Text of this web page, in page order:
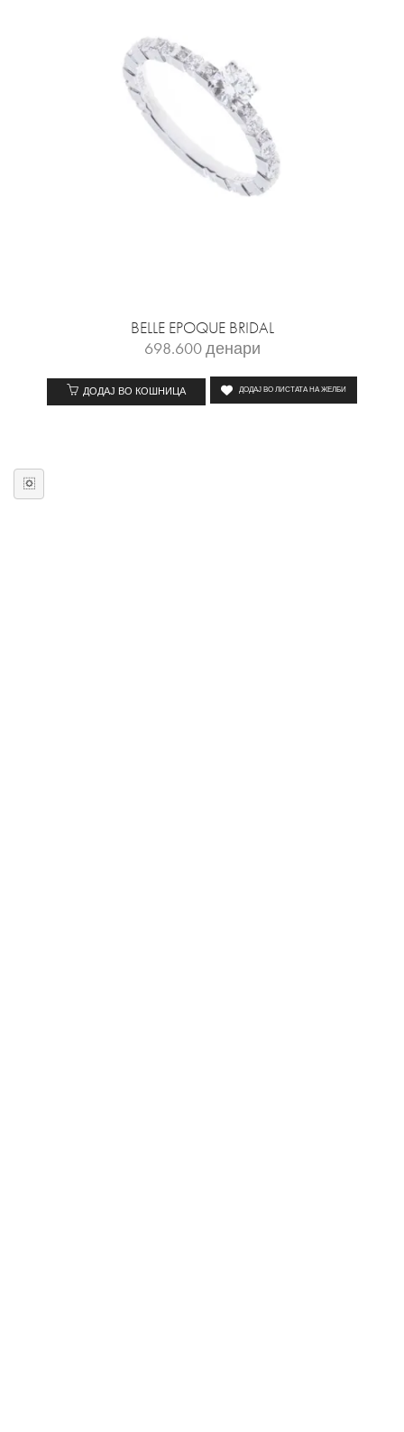
BELLE EPOQUE BRIDAL
698.600денари
ДОДАЈ ВО КОШНИЦА ДОДАЈ ВО ЛИСТАТА НА ЖЕЛБИ